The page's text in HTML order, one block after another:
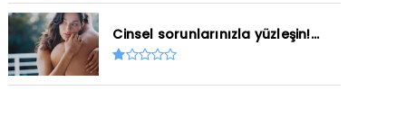
Cinsel sorunlarınızla yüzleşin!...